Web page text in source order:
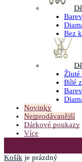
Bez
Žluté
Bílé
Novinky
Nejprodávanější
Dárkové poukazy
Více
Košík je prázdný